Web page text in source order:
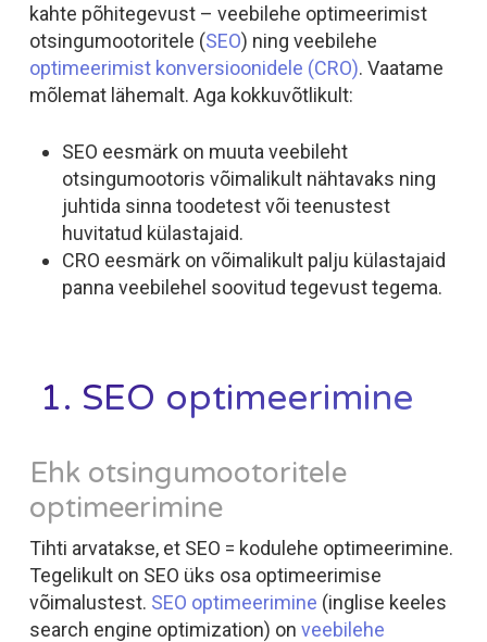
kahte põhitegevust – veebilehe optimeerimist
otsingumootoritele (SEO) ning veebilehe
optimeerimist konversioonidele (CRO). Vaatame
mõlemat lähemalt. Aga kokkuvõtlikult:
SEO eesmärk on muuta veebileht
otsingumootoris võimalikult nähtavaks ning
juhtida sinna toodetest või teenustest
huvitatud külastajaid.
CRO eesmärk on võimalikult palju külastajaid
panna veebilehel soovitud tegevust tegema.
1. SEO optimeerimine
Ehk otsingumootoritele
optimeerimine
Tihti arvatakse, et SEO = kodulehe optimeerimine.
Tegelikult on SEO üks osa optimeerimise
võimalustest. SEO optimeerimine (inglise keeles
search engine optimization) on veebilehe